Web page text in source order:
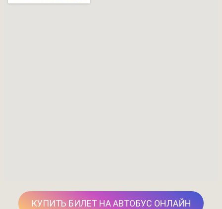
КУПИТЬ БИЛЕТ НА АВТОБУС ОНЛАЙН